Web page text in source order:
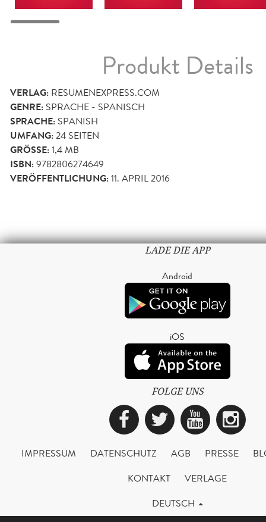
Produkt Details
VERLAG: RESUMENEXPRESS.COM
GENRE: SPRACHE - SPANISCH
SPRACHE: SPANISH
UMFANG:24 SEITEN
GRÖSSE: 1,4 MB
ISBN:9782806274649
VERÖFFENTLICHUNG:11. APRIL 2016
LADE DIE APP
Android
iOS
FOLGE UNS
Facebook
Twitter
IMPRESSUM DATENSCHUTZ AGB PRESSE
KONTAKT
VERLAGE
DEUTSCH